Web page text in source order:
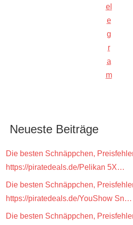
el
e
g
r
a
m
Neueste Beiträge
Die besten Schnäppchen,
https://piratedeals.de/Pelikan 5X…
Die besten Schnäppchen,
https://piratedeals.de/YouShow Sn…
Die besten Schnäppchen,